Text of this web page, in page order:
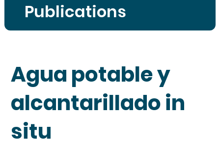
Publications
Agua potable y
alcantarillado in
situ